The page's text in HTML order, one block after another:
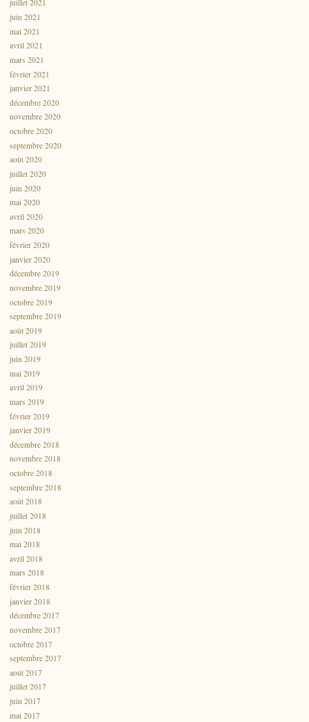
juillet 2021
juin 2021
mai 2021
avril 2021
mars 2021
février 2021
janvier 2021
décembre 2020
novembre 2020
octobre 2020
septembre 2020
août 2020
juillet 2020
juin 2020
mai 2020
avril 2020
mars 2020
février 2020
janvier 2020
décembre 2019
novembre 2019
octobre 2019
septembre 2019
août 2019
juillet 2019
juin 2019
mai 2019
avril 2019
mars 2019
février 2019
janvier 2019
décembre 2018
novembre 2018
octobre 2018
septembre 2018
août 2018
juillet 2018
juin 2018
mai 2018
avril 2018
mars 2018
février 2018
janvier 2018
décembre 2017
novembre 2017
octobre 2017
septembre 2017
août 2017
juillet 2017
juin 2017
mai 2017